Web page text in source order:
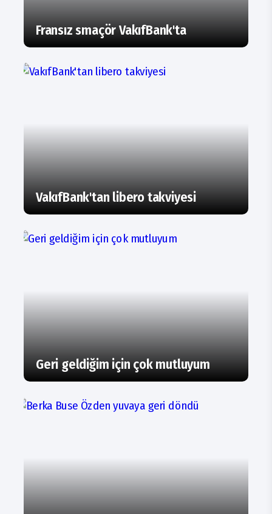
Fransız smaçör VakıfBank'ta
VakıfBank'tan libero takviyesi
Geri geldiğim için çok mutluyum